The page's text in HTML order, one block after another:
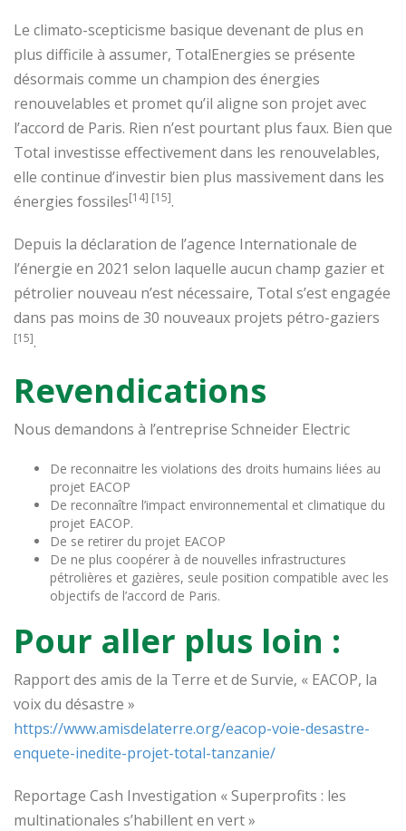
Le climato-scepticisme basique devenant de plus en
plus difficile à assumer, TotalEnergies se présente
désormais comme un champion des énergies
renouvelables et promet qu’il aligne son projet avec
l’accord de Paris. Rien n’est pourtant plus faux. Bien que
Total investisse effectivement dans les renouvelables,
elle continue d’investir bien plus massivement dans les
énergies fossiles[14] [15].
Depuis la déclaration de l’agence Internationale de
l’énergie en 2021 selon laquelle aucun champ gazier et
pétrolier nouveau n’est nécessaire, Total s’est engagée
dans pas moins de 30 nouveaux projets pétro-gaziers
[15].
Revendications
Nous demandons à l’entreprise Schneider Electric
De reconnaitre les violations des droits humains liées au
projet EACOP
De reconnaître l’impact environnemental et climatique du
projet EACOP.
De se retirer du projet EACOP
De ne plus coopérer à de nouvelles infrastructures
pétrolières et gazières, seule position compatible avec les
objectifs de l’accord de Paris.
Pour aller plus loin :
Rapport des amis de la Terre et de Survie, « EACOP, la
voix du désastre »
https://www.amisdelaterre.org/eacop-voie-desastre-
enquete-inedite-projet-total-tanzanie/
Reportage Cash Investigation « Superprofits : les
multinationales s’habillent en vert »